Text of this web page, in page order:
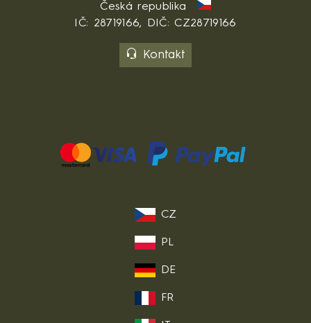
Česká republika
IČ: 28719166, DIČ: CZ28719166
Kontakt
CZ
PL
DE
FR